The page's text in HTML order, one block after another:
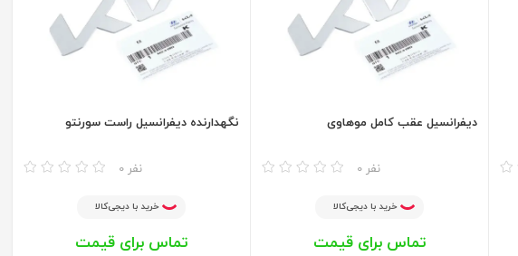
دیفرانسیل عقب کامل موهاوی
0 نفر
خرید با دیجی‌کالا
تماس برای قیمت
نگهدارنده دیفرانسیل راست سورنتو
0 نفر
خرید با دیجی‌کالا
تماس برای قیمت